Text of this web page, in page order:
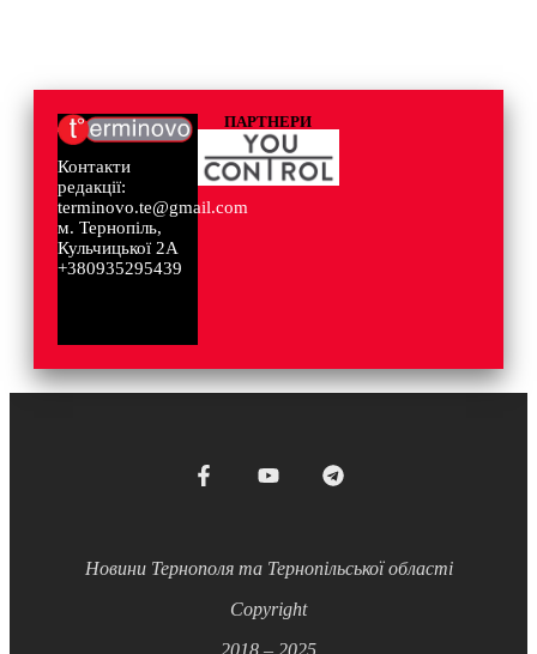
Контакти
редакції:
terminovo.te@gmail.com
м. Тернопіль,
Кульчицької 2А
+380935295439
ПАРТНЕРИ
Новини Тернополя та Тернопільської області
Copyright
2018 – 2025